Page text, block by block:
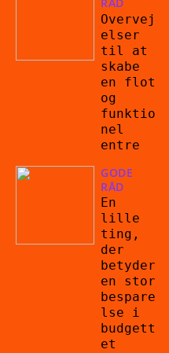
Overvej
elser
til at
skabe
en flot
og
funktio
nel
entre
GODE
RÅD
En
lille
ting,
der
betyder
en stor
bespare
lse i
budgett
et